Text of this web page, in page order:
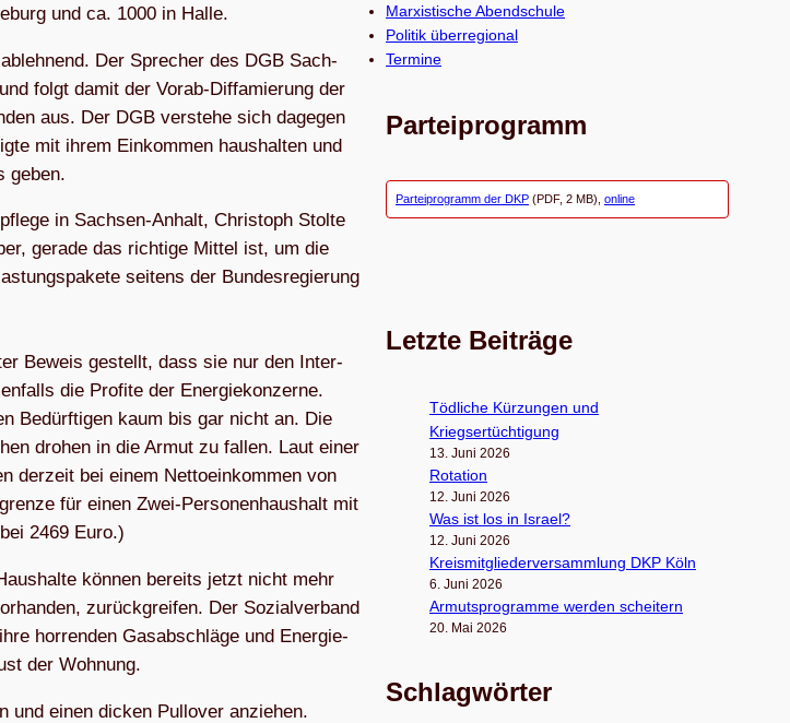
und ca. 1000 in Halle.
Der Spre­cher des DGB Sach­
folgt damit der Vorab-Dif­fa­mie­rung der
aus. Der DGB ver­stehe sich dage­gen
mit ihrem Ein­kom­men haus­hal­ten und
geben.
in Sach­sen-Anhalt, Chris­toph Stolte
gerade das rich­tige Mit­tel ist, um die
sei­tens der Bun­des­re­gie­rung
Beweis gestellt, dass sie nur den Inter­
die Pro­fite der Ener­gie­kon­zerne.
Bedürf­ti­gen kaum bis gar nicht an. Die
dro­hen in die Armut zu fal­len. Laut einer
der­zeit bei einem Net­to­ein­kom­men von
für einen Zwei-Per­so­nen­haus­halt mit
2469 Euro.)
kön­nen bereits jetzt nicht mehr
zurück­grei­fen. Der Sozi­al­ver­band
hor­ren­den Gas­ab­schläge und Ener­gie­
der Wohnung.
und einen dicken Pull­over anzie­hen.
Marxistische Abendschule
Politik überregional
Termine
Parteiprogramm
Parteiprogramm der DKP (PDF, 2 MB), online
Letzte Beiträge
Töd­li­che Kür­zun­gen und
Kriegsertüchtigung
13. Juni 2026
Rota­tion
12. Juni 2026
Was ist los in Israel?
12. Juni 2026
Kreis­mit­glie­der­ver­samm­lung DKP Köln
6. Juni 2026
Armuts­pro­gramme wer­den scheitern
20. Mai 2026
Schlagwörter